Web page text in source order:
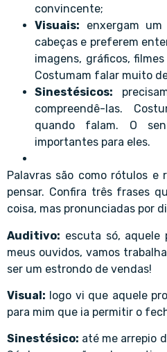
convincente;
Visuais: enxergam
cabeças e preferem
imagens, gráficos,
Costumam falar muito
Sinestésicos:
compreendê-las.
quando falam. O
importantes para eles.
Palavras são como rótulos e
pensar. Confira três frases
coisa, mas pronunciadas por
Auditivo: escuta só, aquele
meus ouvidos, vamos
ser um estrondo de vendas!
Visual: logo vi que aquele
para mim que ia permitir o
Sinestésico: até me arrepio